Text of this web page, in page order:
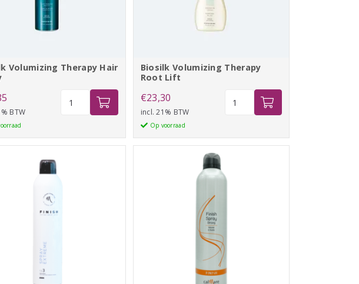
Volumizing Therapy Hair
BTW
Volumizing
Hair
Biosilk Volumizing Therapy
Root Lift
€23,30
incl. 21% BTW
Op voorraad
Volumizing
Root